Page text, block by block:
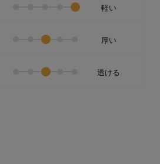
軽い
厚い
透ける